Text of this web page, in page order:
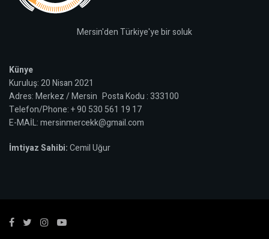
Mersin'den Türkiye'ye bir soluk
Künye
Kuruluş: 20 Nisan 2021
Adres: Merkez / Mersin Posta Kodu : 333100
Telefon/Phone: + 90 530 561 19 17
E-MAİL: mersinmercekk@gmail.com
İmtiyaz Sahibi:Cemil Uğur